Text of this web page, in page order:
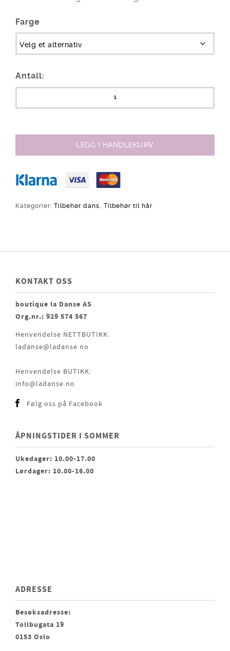
Farge
Antall:
LEGG I HANDLEKURV
Kategorier: Tilbehør dans, Tilbehør til hår
KONTAKT OSS
boutique la Danse AS
Org.nr.: 929 574 567
Henvendelse NETTBUTIKK:
ladanse@ladanse.no
Henvendelse BUTIKK:
info@ladanse.no
Følg oss på Facebook
ÅPNINGSTIDER I SOMMER
Ukedager: 10.00-17.00
Lørdager: 10.00-16.00
ADRESSE
Besøksadresse:
Tollbugata 19
0153 Oslo